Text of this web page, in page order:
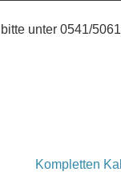
unter 0541/
Kompletten